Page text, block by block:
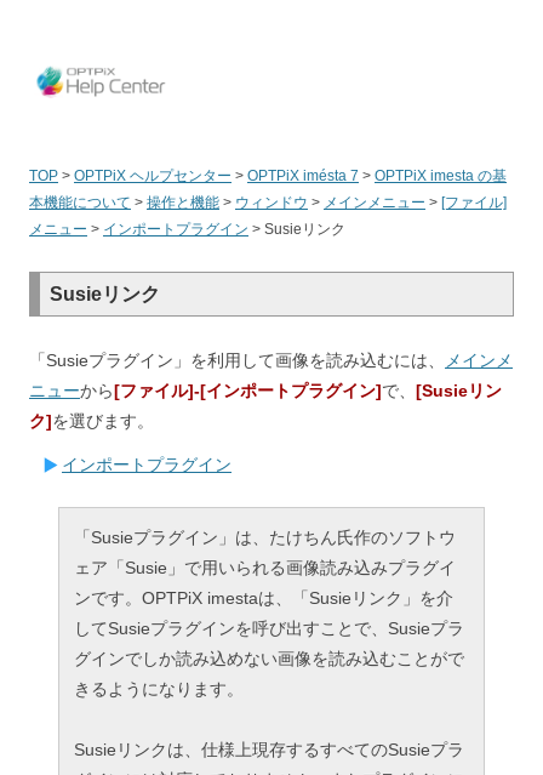
TOP > OPTPiX ヘルプセンター > OPTPiX imésta 7 > OPTPiX imesta の基
本機能について > 操作と機能 > ウィンドウ > メインメニュー > [ファイル]
メニュー > インポートプラグイン > Susieリンク
Susieリンク
「Susieプラグイン」を利用して画像を読み込むには、
メインメ
ニューから[ファイル]-[インポートプラグイン]で、 [Susieリン
ク]を選びます。
インポートプラグイン
「Susieプラグイン」は、たけちん氏作のソフトウ
ェア「Susie」で用いられる画像読み込みプラグイ
ンです。OPTPiX imestaは、「Susieリンク」を介
してSusieプラグインを呼び出すことで、Susieプラ
グインでしか読み込めない画像を読み込むことがで
きるようになります。
Susieリンクは、仕様上現存するすべてのSusieプラ